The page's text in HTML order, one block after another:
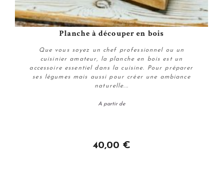
Planche à découper en bois
Que vous soyez un chef professionnel ou un
cuisinier amateur, la planche en bois est un
accessoire essentiel dans la cuisine. Pour préparer
ses légumes mais aussi pour créer une ambiance
naturelle...
A partir de
40,00 €